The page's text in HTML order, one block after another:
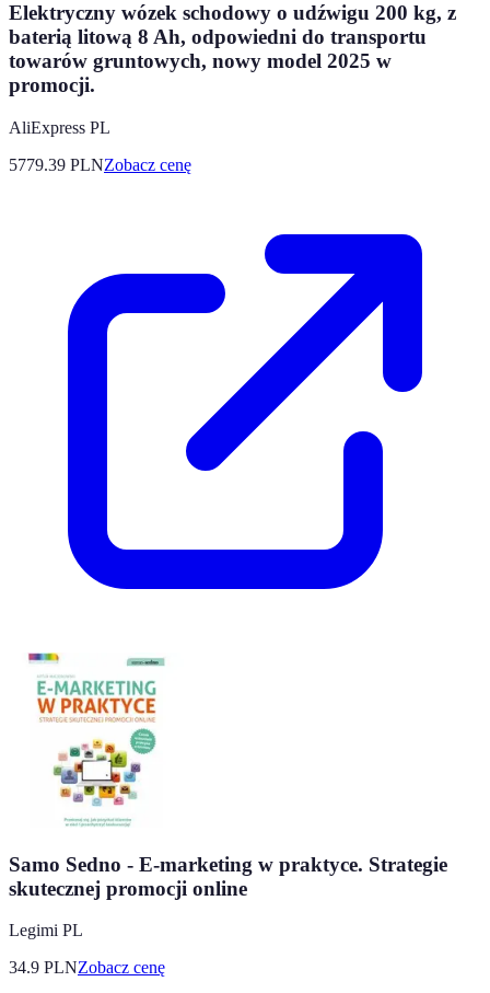
Elektryczny wózek schodowy o udźwigu 200 kg, z
baterią litową 8 Ah, odpowiedni do transportu
towarów gruntowych, nowy model 2025 w
promocji.
AliExpress PL
5779.39 PLNZobacz cenę
Samo Sedno - E-marketing w praktyce. Strategie
skutecznej promocji online
Legimi PL
34.9 PLNZobacz cenę